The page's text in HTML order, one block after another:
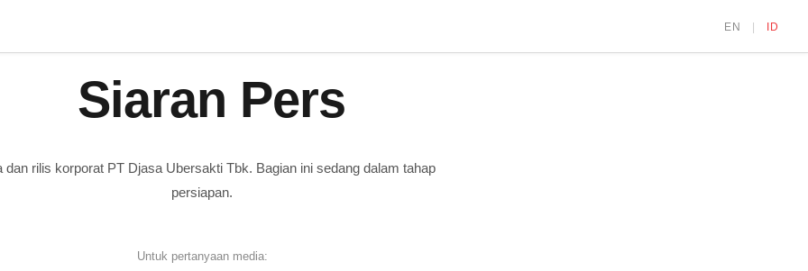
EN ID
Siaran Pers
dan rilis korporat PT Djasa Ubersakti Tbk. Bagian ini sedang dalam tahap
persiapan.
Untuk pertanyaan media: